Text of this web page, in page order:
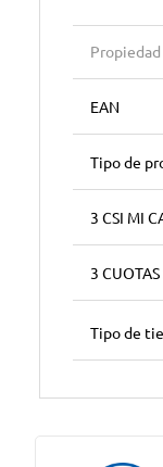
Propiedad
EAN
Tipo de
3 CSI MI
3 CUOTAS
Tipo de